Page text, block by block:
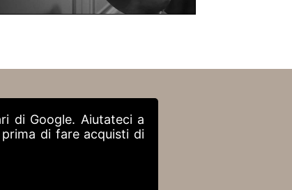
di Google. Aiutateci a
prima di fare acquisti di